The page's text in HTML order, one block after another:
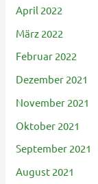
April 2022
März 2022
Februar 2022
Dezember 2021
November 2021
Oktober 2021
September 2021
August 2021